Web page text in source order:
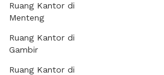
Ruang Kantor di
Menteng
Ruang Kantor di
Gambir
Ruang Kantor di